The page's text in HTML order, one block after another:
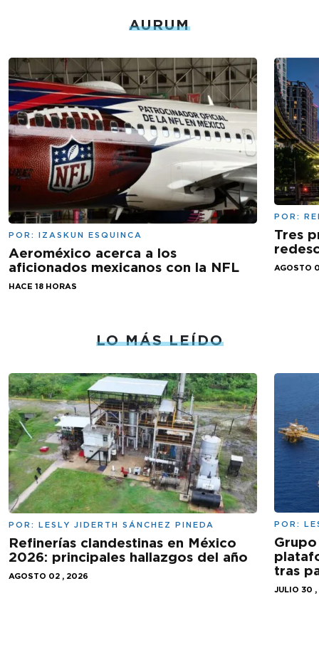
AURUM
POR: IZASKUN ESQUINCA
Aeroméxico acerca a los
aficionados mexicanos con la NFL
HACE 18 HORAS
POR:
Tres
AGOSTO
LO MÁS LEÍDO
POR: LESLY JIDERTH SÁNCHEZ PINEDA
Refinerías clandestinas en México
2026: principales hallazgos del año
AGOSTO 02 , 2026
POR:
tras
JULIO 30